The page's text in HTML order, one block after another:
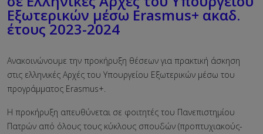
Εξωτερικών μέσω Erasmus+ ακαδ.
έτους 2023-2024
Ανακοινώνουμε την προκήρυξη θέσεων για πρακτική άσκηση
στις ελληνικές Αρχές του Υπουργείου Εξωτερικών μέσω του
προγράμματος Erasmus+.
Η προκήρυξη απευθύνεται σε φοιτητές του Πανεπιστημίου
Πατρών από όλους τους κύκλους σπουδών (προπτυχιακούς-